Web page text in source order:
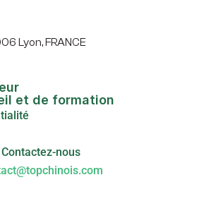
Contactez-nous
Lyon, FRANCE
et de formation